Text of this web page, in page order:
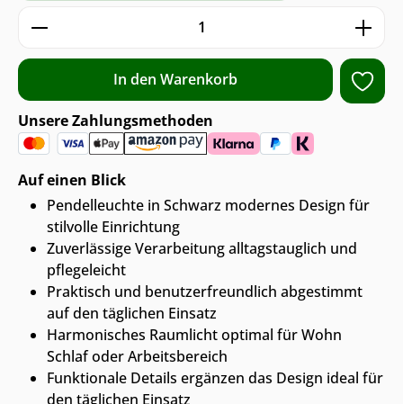
Produkt Anzahl: Gib den
In den Warenkorb
Unsere Zahlungsmethoden
Auf einen Blick
Pendelleuchte in Schwarz modernes Design für
stilvolle Einrichtung
Zuverlässige Verarbeitung alltagstauglich und
pflegeleicht
Praktisch und benutzerfreundlich abgestimmt
auf den täglichen Einsatz
Harmonisches Raumlicht optimal für Wohn
Schlaf oder Arbeitsbereich
Funktionale Details ergänzen das Design ideal für
den täglichen Einsatz